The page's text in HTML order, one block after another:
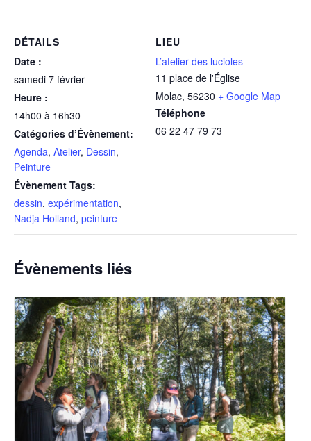
DÉTAILS
Date :
samedi 7 février
Heure :
14h00 à 16h30
Catégories d’Évènement:
Agenda, Atelier, Dessin,
Peinture
Évènement Tags:
dessin, expérimentation,
Nadja Holland, peinture
LIEU
L’atelier des lucioles
11 place de l'Église
Molac, 56230 + Google Map
Téléphone
06 22 47 79 73
Évènements liés